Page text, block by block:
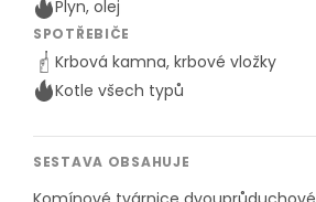
Plyn, olej
SPOTŘEBIČE
Krbová kamna, krbové vložky
Kotle všech typů
SESTAVA OBSAHUJE